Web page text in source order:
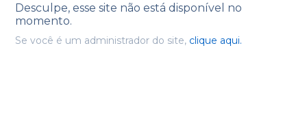
Desculpe, esse site não está disponível no
momento.
Se você é um administrador do site, clique aqui.